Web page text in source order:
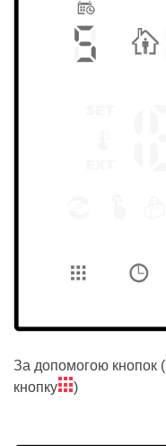
За допомогою кнопок (
кнопкуë)